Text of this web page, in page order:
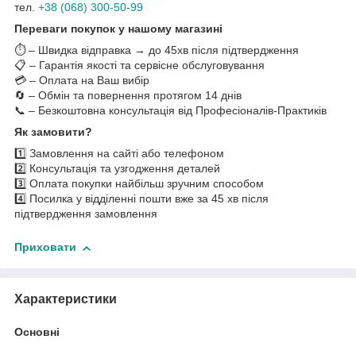
тел. +38 (068) 300-50-99
Переваги покупок у нашому магазині
⏱️ – Швидка відправка → до 45хв після підтвердження
📋 – Гарантія якості та сервісне обслуговування
💳 – Оплата на Ваш вибір
🔄 – Обмін та повернення протягом 14 днів
📞 – Безкоштовна консультація від Професіоналів-Практиків
Як замовити?
1️⃣ Замовлення на сайті або телефоном
2️⃣ Консультація та узгодження деталей
3️⃣ Оплата покупки найбільш зручним способом
4️⃣ Посилка у відділенні пошти вже за 45 хв після
підтвердження замовлення
Приховати
Характеристики
Основні